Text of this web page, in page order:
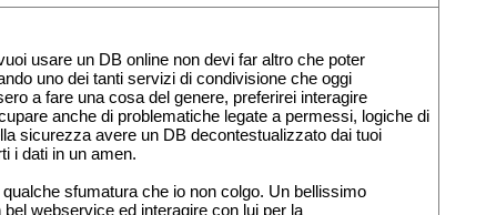
usare un DB online non devi far altro che poter
uno dei tanti servizi di condivisione che oggi
a fare una cosa del genere, preferirei interagire
anche di problematiche legate a permessi, logiche di
sicurezza avere un DB decontestualizzato dai tuoi
i dati in un amen.
sfumatura che io non colgo. Un bellissimo
webservice ed interagire con lui per la